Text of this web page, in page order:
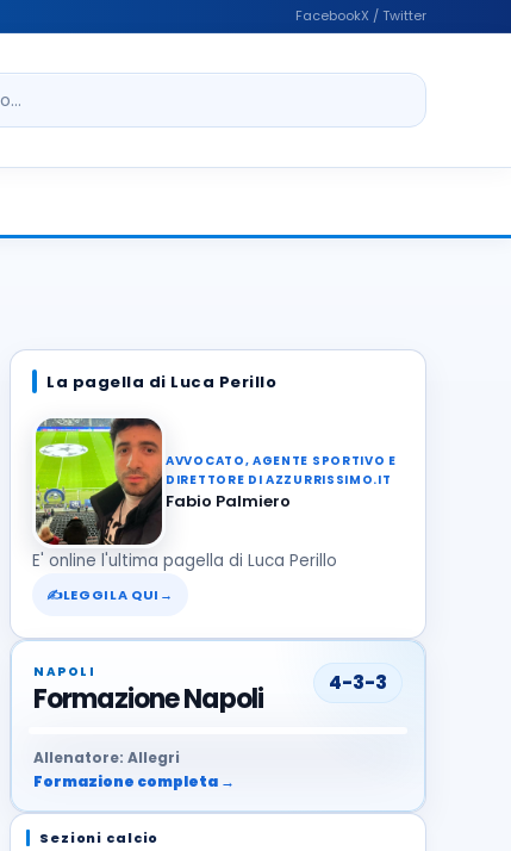
FacebookX / Twitter
La pagella di Luca Perillo
AVVOCATO, AGENTE SPORTIVO E
DIRETTORE DI AZZURRISSIMO.IT
Fabio Palmiero
E' online l'ultima pagella di Luca Perillo
✍LEGGILA QUI →
NAPOLI
Formazione Napoli 4-3-3
Allenatore: Allegri
Formazione completa →
Sezioni calcio